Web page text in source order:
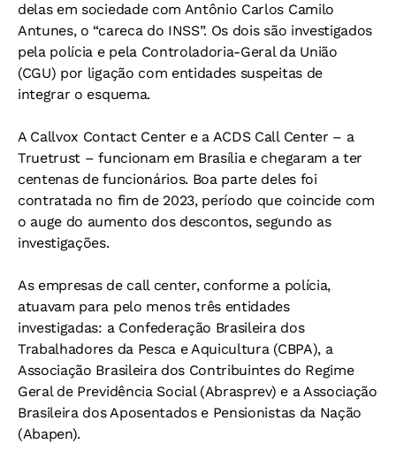
delas em sociedade com Antônio Carlos Camilo
Antunes, o “careca do INSS”. Os dois são investigados
pela polícia e pela Controladoria-Geral da União
(CGU) por ligação com entidades suspeitas de
integrar o esquema.
A Callvox Contact Center e a ACDS Call Center – a
Truetrust – funcionam em Brasília e chegaram a ter
centenas de funcionários. Boa parte deles foi
contratada no fim de 2023, período que coincide com
o auge do aumento dos descontos, segundo as
investigações.
As empresas de call center, conforme a polícia,
atuavam para pelo menos três entidades
investigadas: a Confederação Brasileira dos
Trabalhadores da Pesca e Aquicultura (CBPA), a
Associação Brasileira dos Contribuintes do Regime
Geral de Previdência Social (Abrasprev) e a Associação
Brasileira dos Aposentados e Pensionistas da Nação
(Abapen).